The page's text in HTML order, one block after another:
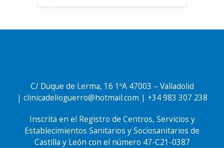
C/ Duque de Lerma, 16 1ºA 47003 – Valladolid
| clinicadelioguerro@hotmail.com | +34983 307 238
Inscrita en el Registro de Centros, Servicios y
Establecimientos Sanitarios y Sociosanitarios de
Castilla y León con el número 47-C21-0387